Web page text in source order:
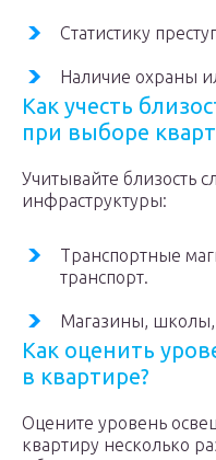
Статистику
Наличие охраны
Как учесть
при выборе
Учитывайте близость
инфраструктуры:
Транспортные
транспорт.
Магазины, школы,
Как оценить
в квартире?
Оцените уровень
квартиру несколько